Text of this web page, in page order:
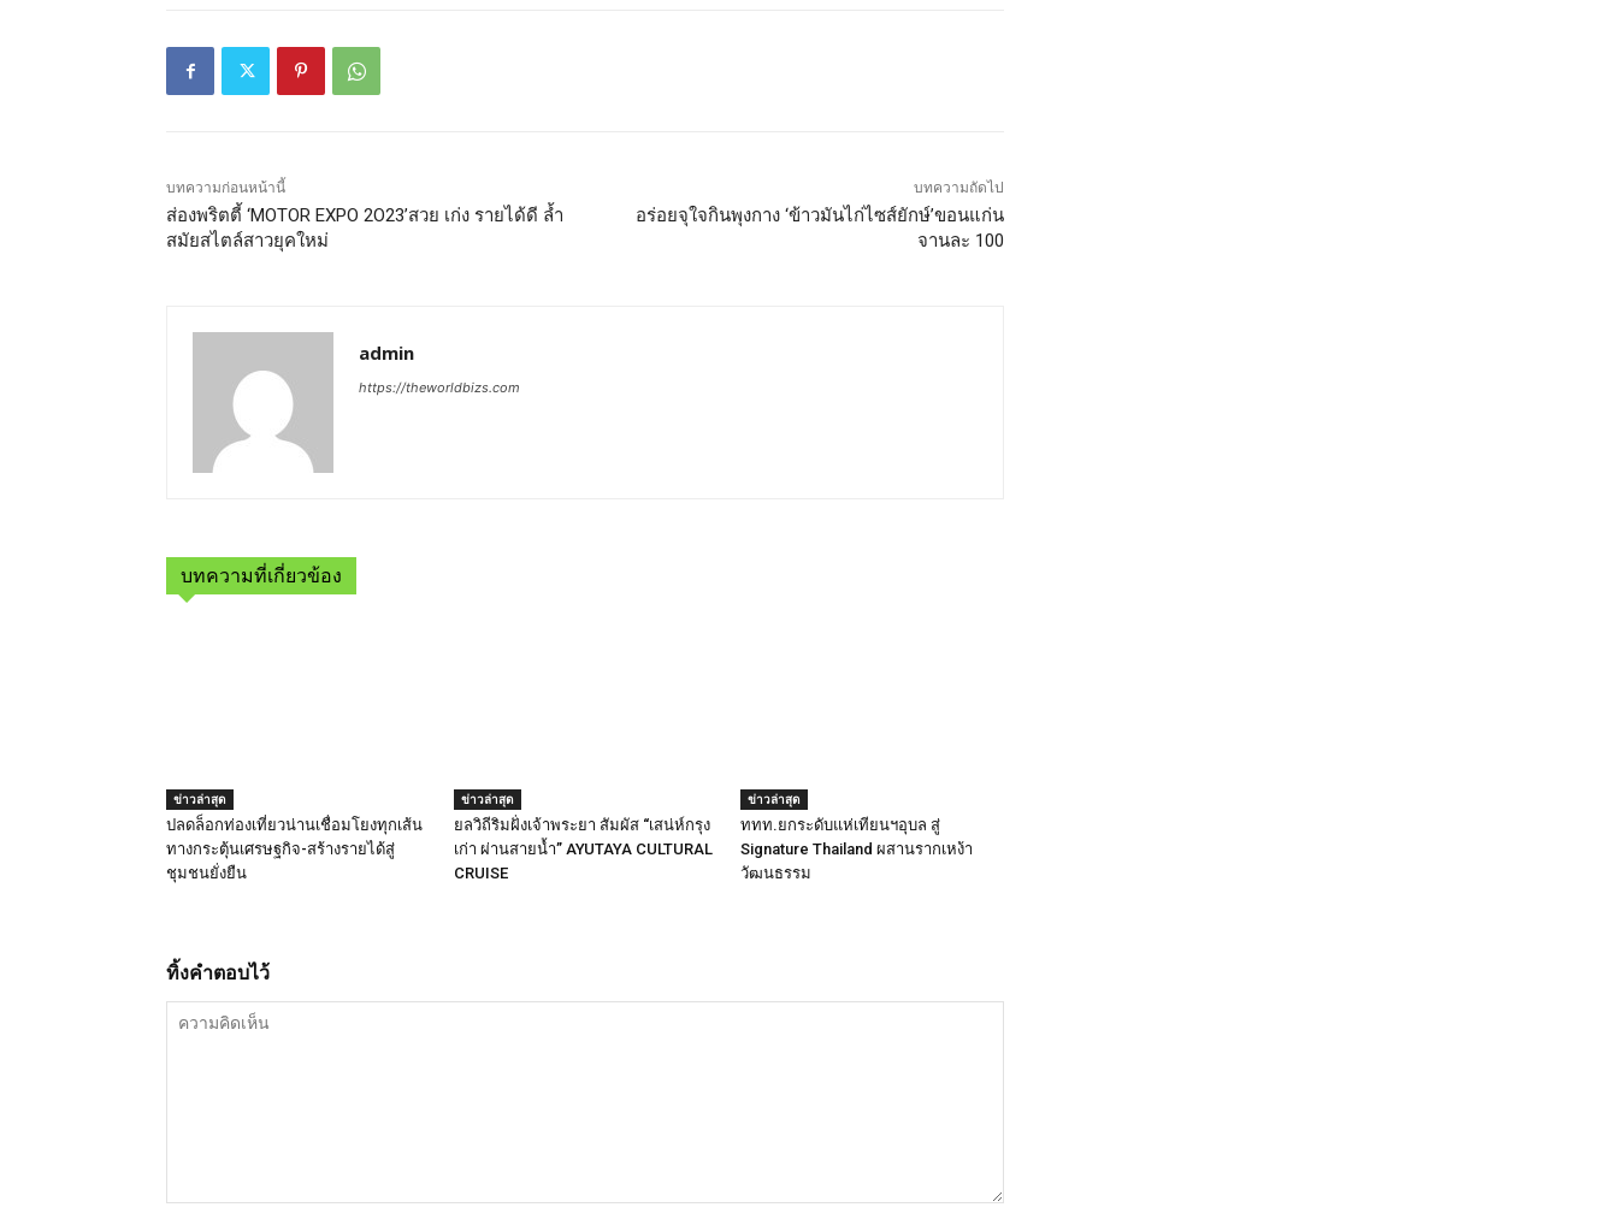
บทความก่อนหน้านี้
ส่องพริตตี้ ‘MOTOR EXPO 2O23’สวย เก่ง รายได้ดี ล้ำ
สมัยสไตล์สาวยุคใหม่
บทความถัดไป
อร่อยจุใจกินพุงกาง ‘ข้าวมันไก่ไซส์ยักษ์’ขอนแก่น
จานละ 100
admin
https://theworldbizs.com
บทความที่เกี่ยวข้อง
ข่าวล่าสุด
ปลดล็อกท่องเที่ยวน่านเชื่อมโยงทุกเส้น
ทางกระตุ้นเศรษฐกิจ-สร้างรายได้สู่
ชุมชนยั่งยืน
ข่าวล่าสุด
ยลวิถีริมฝั่งเจ้าพระยา สัมผัส “เสน่ห์กรุง
เก่า ผ่านสายน้ำ” AYUTAYA CULTURAL
CRUISE
ข่าวล่าสุด
ททท.ยกระดับแห่เทียนฯอุบล สู่
Signature Thailand ผสานรากเหง้า
วัฒนธรรม
ทิ้งคำตอบไว้